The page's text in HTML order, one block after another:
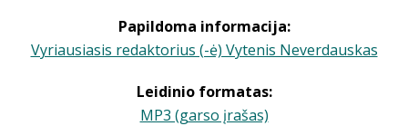
Papildoma informacija:
Vyriausiasis redaktorius (-ė) Vytenis Neverdauskas
Leidinio formatas:
MP3 (garso įrašas)